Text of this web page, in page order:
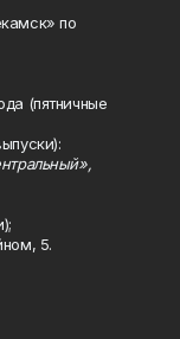
по
(пятничные
5.